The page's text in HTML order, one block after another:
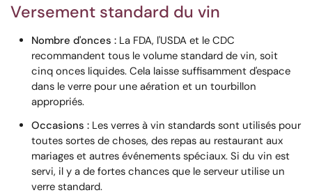
Versement standard du vin
Nombre d'onces :La FDA, l'USDA et le CDC
recommandent tous le volume standard de vin, soit
cinq onces liquides. Cela laisse suffisamment d'espace
dans le verre pour une aération et un tourbillon
appropriés.
Occasions :Les verres à vin standards sont utilisés pour
toutes sortes de choses, des repas au restaurant aux
mariages et autres événements spéciaux. Si du vin est
servi, il y a de fortes chances que le serveur utilise un
verre standard.